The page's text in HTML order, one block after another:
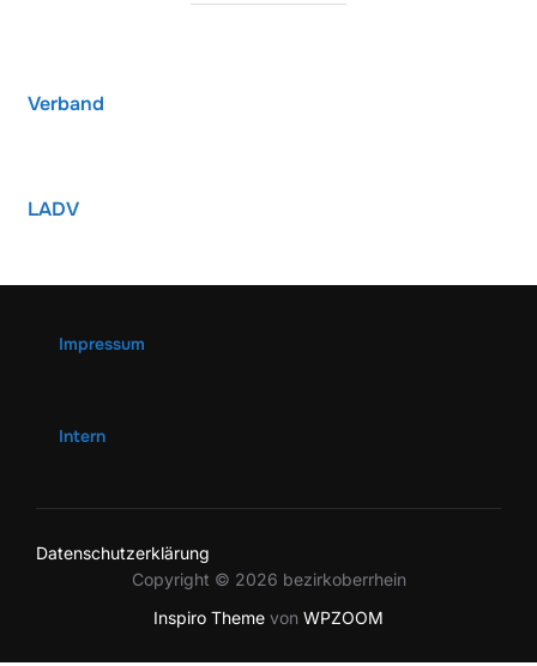
Verband
LADV
Impressum
Intern
Datenschutzerklärung
Copyright © 2026 bezirkoberrhein
Inspiro Theme von WPZOOM